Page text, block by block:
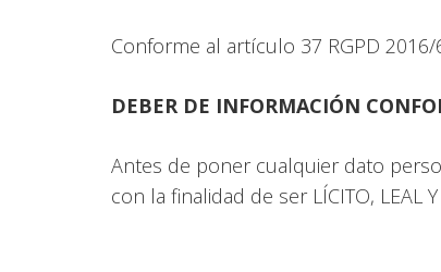
Conforme al artículo 37 RGPD
DEBER DE INFORMACIÓN
Antes de poner cualquier dato
con la finalidad de ser LÍCITO, LEAL Y